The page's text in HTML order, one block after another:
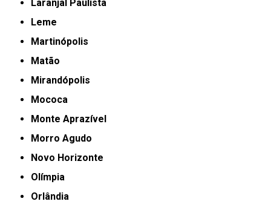
Laranjal Paulista
Leme
Martinópolis
Matão
Mirandópolis
Mococa
Monte Aprazível
Morro Agudo
Novo Horizonte
Olímpia
Orlândia